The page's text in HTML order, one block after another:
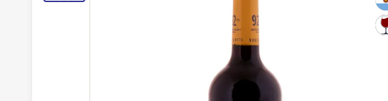
6
7
8º
9
aniversario